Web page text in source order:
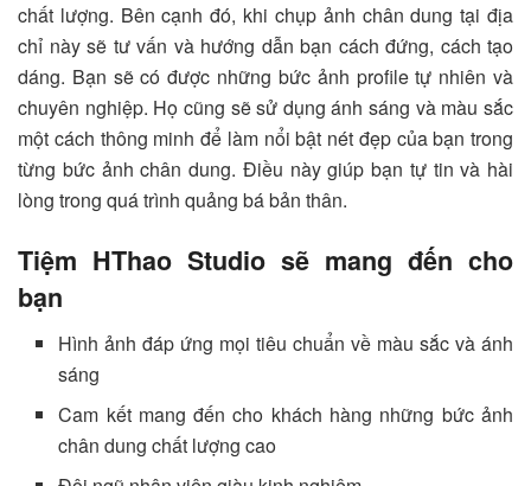
chất lượng. Bên cạnh đó, khi chụp ảnh chân dung tại địa
chỉ này sẽ tư vấn và hướng dẫn bạn cách đứng, cách tạo
dáng. Bạn sẽ có được những bức ảnh profile tự nhiên và
chuyên nghiệp. Họ cũng sẽ sử dụng ánh sáng và màu sắc
một cách thông minh để làm nổi bật nét đẹp của bạn trong
từng bức ảnh chân dung. Điều này giúp bạn tự tin và hài
lòng trong quá trình quảng bá bản thân.
Tiệm HThao Studio sẽ mang đến cho
bạn
Hình ảnh đáp ứng mọi tiêu chuẩn về màu sắc và ánh
sáng
Cam kết mang đến cho khách hàng những bức ảnh
chân dung chất lượng cao